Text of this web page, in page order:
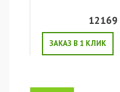
12169
ЗАКАЗ В 1 КЛИК